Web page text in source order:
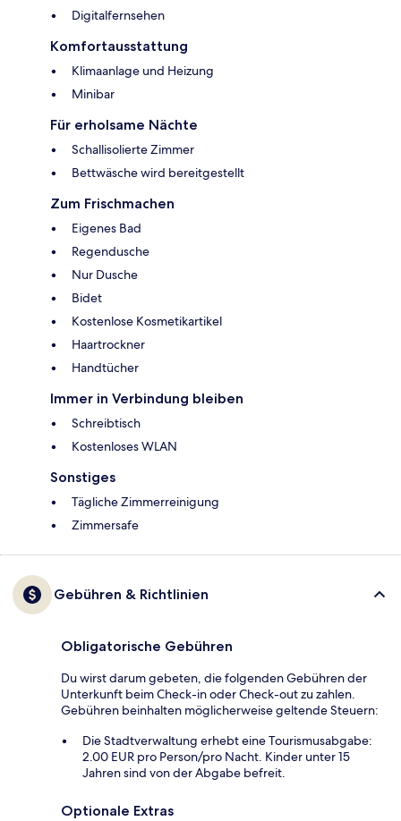
Digitalfernsehen
Komfortausstattung
Klimaanlage und Heizung
Minibar
Für erholsame Nächte
Schallisolierte Zimmer
Bettwäsche wird bereitgestellt
Zum Frischmachen
Eigenes Bad
Regendusche
Nur Dusche
Bidet
Kostenlose Kosmetikartikel
Haartrockner
Handtücher
Immer in Verbindung bleiben
Schreibtisch
Kostenloses WLAN
Sonstiges
Tägliche Zimmerreinigung
Zimmersafe
Gebühren & Richtlinien
Obligatorische Gebühren
Du wirst darum gebeten, die folgenden Gebühren der
Unterkunft beim Check-in oder Check-out zu zahlen.
Gebühren beinhalten möglicherweise geltende Steuern:
Die Stadtverwaltung erhebt eine Tourismusabgabe:
2.00 EUR pro Person/pro Nacht. Kinder unter 15
Jahren sind von der Abgabe befreit.
Optionale Extras